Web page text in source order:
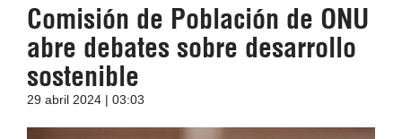
Comisión de Población de ONU
abre debates sobre desarrollo
sostenible
29 abril 2024 | 03:03